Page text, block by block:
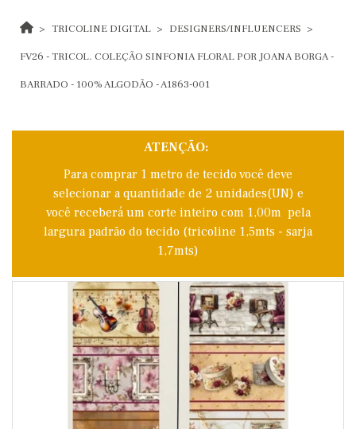
TRICOLINE DIGITAL DESIGNERS/INFLUENCERS
FV26 - TRICOL. COLEÇÃO SINFONIA FLORAL POR JOANA BORGA -
BARRADO - 100% ALGODÃO - A1863-001
ATENÇÃO:
Para comprar 1 metro de tecido você deve
selecionar a quantidade de 2 unidades(UN) e
você receberá um corte inteiro com 1,00m pela
largura padrão do tecido (tricoline 1,5mts - sarja
1,7mts)